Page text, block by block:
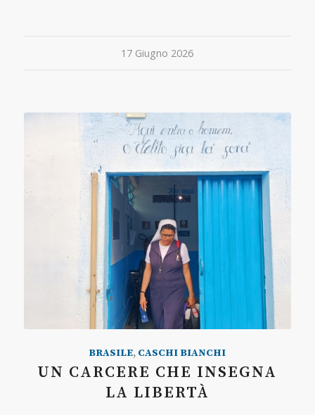
17 Giugno 2026
BRASILE, CASCHI BIANCHI
UN CARCERE CHE INSEGNA
LA LIBERTÀ